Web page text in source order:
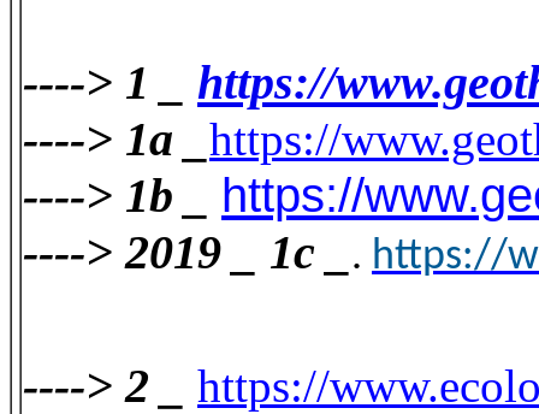
----> 1 _ https://
----> 1a _ https://
----> 1b _ https://
----> 2019 _ 1c _ . https://
----> 2 _ https://